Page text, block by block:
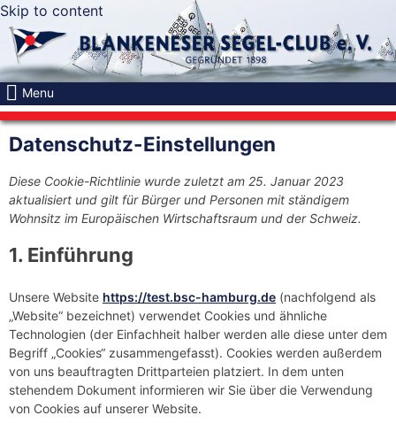
Skip to content
Menu
Datenschutz-Einstellungen
Diese Cookie-Richtlinie wurde zuletzt am 25. Januar 2023
aktualisiert und gilt für Bürger und Personen mit ständigem
Wohnsitz im Europäischen Wirtschaftsraum und der Schweiz.
1. Einführung
Unsere Website https://test.bsc-hamburg.de (nachfolgend als
„Website“ bezeichnet) verwendet Cookies und ähnliche
Technologien (der Einfachheit halber werden alle diese unter dem
Begriff „Cookies“ zusammengefasst). Cookies werden außerdem
von uns beauftragten Drittparteien platziert. In dem unten
stehendem Dokument informieren wir Sie über die Verwendung
von Cookies auf unserer Website.